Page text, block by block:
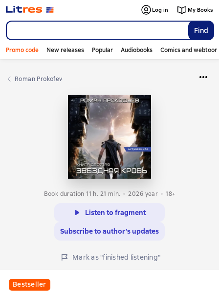
Find
Log in My Books
Promo code New releases Popular Audiobooks Comics and
Roman Prokofev
Book duration 11 h. 21 min. 2026 year 18+
Listen to fragment
Subscribe to author’s updates
Mark as "finished listening"
Bestseller